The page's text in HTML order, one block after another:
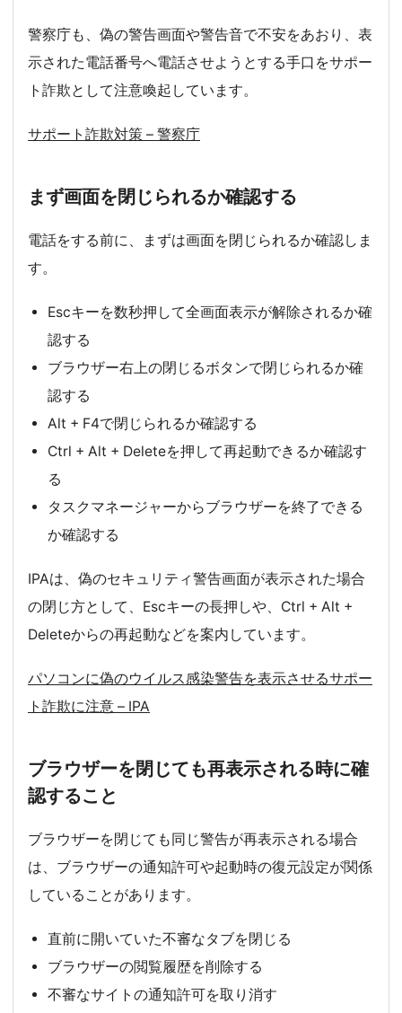
警察庁も、偽の警告画面や警告音で不安をあおり、表
示された電話番号へ電話させようとする手口をサポー
ト詐欺として注意喚起しています。
サポート詐欺対策 – 警察庁
まず画面を閉じられるか確認する
電話をする前に、まずは画面を閉じられるか確認しま
す。
Escキーを数秒押して全画面表示が解除されるか確
認する
ブラウザー右上の閉じるボタンで閉じられるか確
認する
Alt + F4で閉じられるか確認する
Ctrl + Alt + Deleteを押して再起動できるか確認す
る
タスクマネージャーからブラウザーを終了できる
か確認する
IPAは、偽のセキュリティ警告画面が表示された場合
の閉じ方として、Escキーの長押しや、Ctrl + Alt +
Deleteからの再起動などを案内しています。
パソコンに偽のウイルス感染警告を表示させるサポー
ト詐欺に注意 – IPA
ブラウザーを閉じても再表示される時に確
認すること
ブラウザーを閉じても同じ警告が再表示される場合
は、ブラウザーの通知許可や起動時の復元設定が関係
していることがあります。
直前に開いていた不審なタブを閉じる
ブラウザーの閲覧履歴を削除する
不審なサイトの通知許可を取り消す